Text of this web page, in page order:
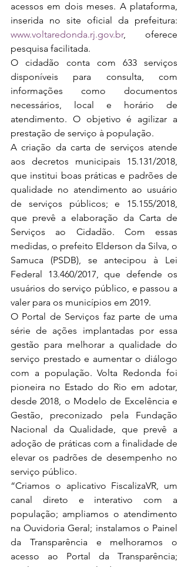
acessos em dois meses. A plataforma,
www.voltaredonda.rj.gov.br, oferece
pesquisa facilitada.
O cidadão conta com 633 serviços
disponíveis para consulta, com
informações como documentos
necessários, local e horário de
atendimento. O objetivo é agilizar a
prestação de serviço à população.
A criação da carta de serviços atende
aos decretos municipais 15.131/2018,
que institui boas práticas e padrões de
qualidade no atendimento ao usuário
de serviços públicos; e 15.155/2018,
que prevê a elaboração da Carta de
Serviços ao Cidadão. Com essas
medidas, o prefeito Elderson da Silva, o
Samuca (PSDB), se antecipou à Lei
Federal 13.460/2017, que defende os
usuários do serviço público, e passou a
valer para os municípios em 2019.
O Portal de Serviços faz parte de uma
série de ações implantadas por essa
gestão para melhorar a qualidade do
serviço prestado e aumentar o diálogo
com a população. Volta Redonda foi
pioneira no Estado do Rio em adotar,
desde 2018, o Modelo de Excelência e
Gestão, preconizado pela Fundação
Nacional da Qualidade, que prevê a
adoção de práticas com a finalidade de
elevar os padrões de desempenho no
serviço público.
“Criamos o aplicativo FiscalizaVR, um
canal direto e interativo com a
população; ampliamos o atendimento
na Ouvidoria Geral; instalamos o Painel
da Transparência e melhoramos o
acesso ao Portal da Transparência;